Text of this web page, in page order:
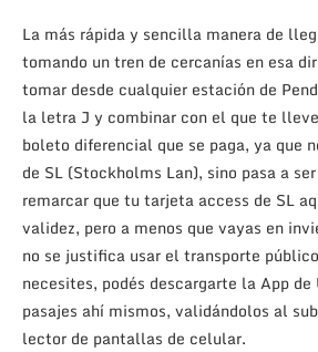
La más rápida y sencilla manera de
tomando un tren de cercanías en esa
tomar desde cualquier estación de
la letra J y combinar con el que te
boleto diferencial que se paga, ya que
de SL (Stockholms Lan), sino pasa a
remarcar que tu tarjeta access de SL
validez, pero a menos que vayas en
no se justifica usar el transporte
necesites, podés descargarte la App
pasajes ahí mismos, validándolos al
lector de pantallas de celular.